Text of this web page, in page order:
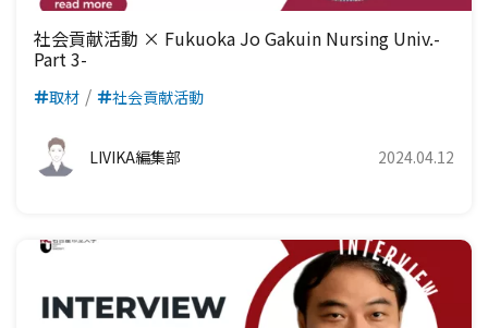
社会貢献活動 × Fukuoka Jo Gakuin Nursing Univ.-
Part 3-
取材 社会貢献活動
LIVIKA編集部 2024.04.12